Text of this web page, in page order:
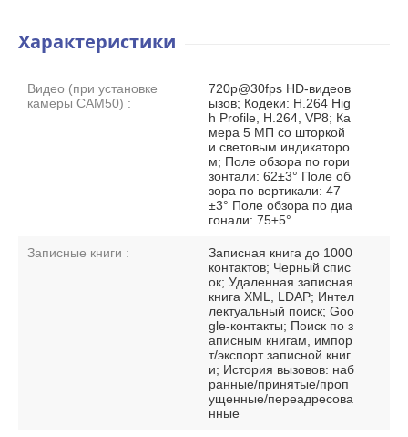
Характеристики
Видео (при установке
камеры CAM50) :
720p@30fps HD-видеов
ызов; Кодеки: H.264 Hig
h Profile, H.264, VP8; Ка
мера 5 МП со шторкой
и световым индикаторо
м; Поле обзора по гори
зонтали: 62±3° Поле об
зора по вертикали: 47
±3° Поле обзора по диа
гонали: 75±5°
Записные книги :
Записная книга до 1000
контактов; Черный спис
ок; Удаленная записная
книга XML, LDAP; Интел
лектуальный поиск; Goo
gle-контакты; Поиск по з
аписным книгам, импор
т/экспорт записной книг
и; История вызовов: наб
ранные/принятые/проп
ущенные/переадресова
нные